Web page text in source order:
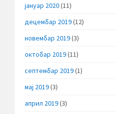
јануар 2020(11)
децембар 2019(12)
новембар 2019(3)
октобар 2019(11)
септембар 2019(1)
мај 2019(3)
април 2019(3)